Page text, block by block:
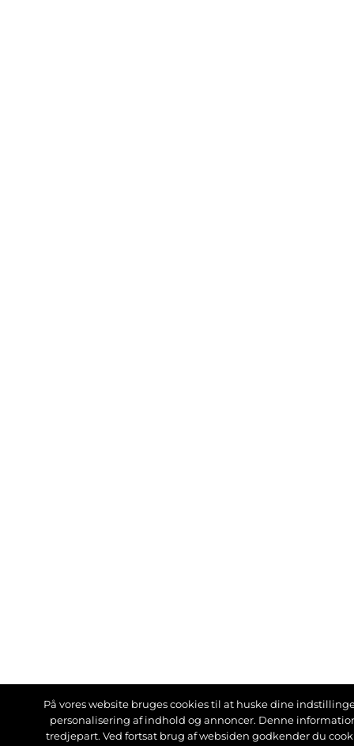
På vores website bruges cookies til at huske dine
personalisering af indhold og annoncer. Denne
tredjepart. Ved fortsat brug af websiden godkender du